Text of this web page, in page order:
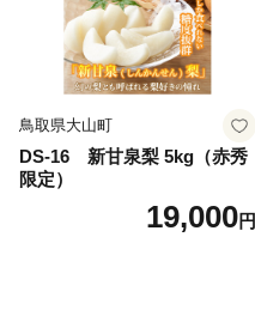
鳥取県大山町
DS-16 新甘泉梨 5kg（赤秀
限定）
19,000円